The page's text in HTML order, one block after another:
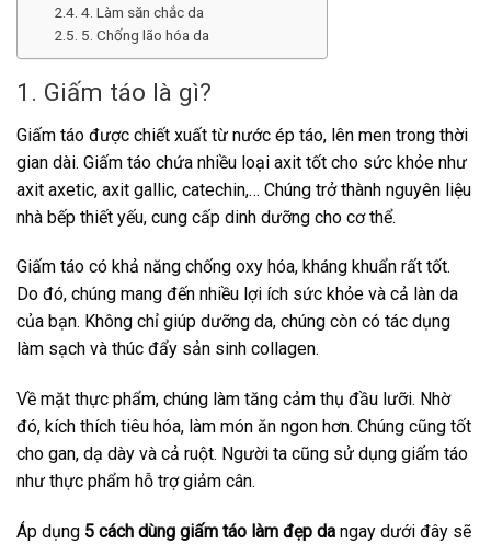
4. Làm săn chắc da
5. Chống lão hóa da
1. Giấm táo là gì?
Giấm táo được chiết xuất từ nước ép táo, lên men trong thời
gian dài. Giấm táo chứa nhiều loại axit tốt cho sức khỏe như
axit axetic, axit gallic, catechin,… Chúng trở thành nguyên liệu
nhà bếp thiết yếu, cung cấp dinh dưỡng cho cơ thể.
Giấm táo có khả năng chống oxy hóa, kháng khuẩn rất tốt.
Do đó, chúng mang đến nhiều lợi ích sức khỏe và cả làn da
của bạn. Không chỉ giúp dưỡng da, chúng còn có tác dụng
làm sạch và thúc đẩy sản sinh collagen.
Về mặt thực phẩm, chúng làm tăng cảm thụ đầu lưỡi. Nhờ
đó, kích thích tiêu hóa, làm món ăn ngon hơn. Chúng cũng tốt
cho gan, dạ dày và cả ruột. Người ta cũng sử dụng giấm táo
như thực phẩm hỗ trợ giảm cân.
Áp dụng 5 cách dùng giấm táo làm đẹp da ngay dưới đây sẽ